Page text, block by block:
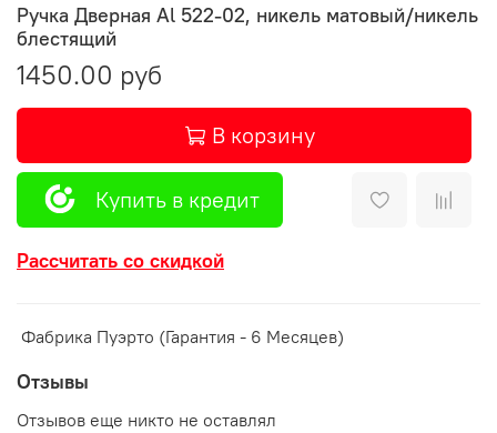
Ручка Дверная Al 522-02, никель матовый/никель
блестящий
1450.00 руб
В корзину
Купить в кредит
Рассчитать со скидкой
Фабрика Пуэрто (Гарантия - 6 Месяцев)
Отзывы
Отзывов еще никто не оставлял